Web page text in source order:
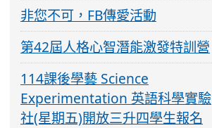
非您不可，FB傳愛活動
第42屆人格心智潛能激發特訓營
114課後學藝 Science
Experimentation 英語科學實驗
社(星期五)開放三升四學生報名